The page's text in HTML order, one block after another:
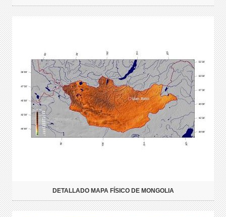
DETALLADO MAPA FÍSICO DE MONGOLIA